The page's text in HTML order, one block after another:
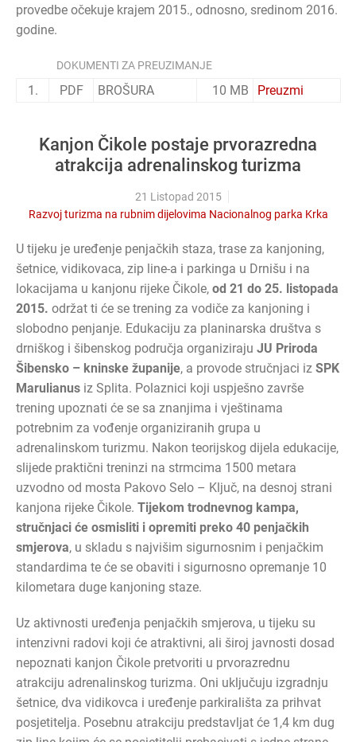
provedbe očekuje krajem 2015., odnosno, sredinom 2016.
godine.
DOKUMENTI ZA PREUZIMANJE
1. PDF BROŠURA 10 MB Preuzmi
Kanjon Čikole postaje prvorazredna
atrakcija adrenalinskog turizma
21 Listopad 2015
Razvoj turizma na rubnim dijelovima Nacionalnog parka Krka
U tijeku je uređenje penjačkih staza, trase za kanjoning,
šetnice, vidikovaca, zip line-a i parkinga u Drnišu i na
lokacijama u kanjonu rijeke Čikole, od 21 do 25. listopada
2015. održat ti će se trening za vodiče za kanjoning i
slobodno penjanje. Edukaciju za planinarska društva s
drniškog i šibenskog područja organiziraju JU Priroda
Šibensko – kninske županije, a provode stručnjaci iz SPK
Marulianus iz Splita. Polaznici koji uspješno završe
trening upoznati će se sa znanjima i vještinama
potrebnim za vođenje organiziranih grupa u
adrenalinskom turizmu. Nakon teorijskog dijela edukacije,
slijede praktični treninzi na strmcima 1500 metara
uzvodno od mosta Pakovo Selo – Ključ, na desnoj strani
kanjona rijeke Čikole. Tijekom trodnevnog kampa,
stručnjaci će osmisliti i opremiti preko 40 penjačkih
smjerova, u skladu s najvišim sigurnosnim i penjačkim
standardima te će se obaviti i sigurnosno opremanje 10
kilometara duge kanjoning staze.
Uz aktivnosti uređenja penjačkih smjerova, u tijeku su
intenzivni radovi koji će atraktivni, ali široj javnosti dosad
nepoznati kanjon Čikole pretvoriti u prvorazrednu
atrakciju adrenalinskog turizma. Oni uključuju izgradnju
šetnice, dva vidikovca i uređenje parkirališta za prihvat
posjetitelja. Posebnu atrakciju predstavljat će 1,4 km dug